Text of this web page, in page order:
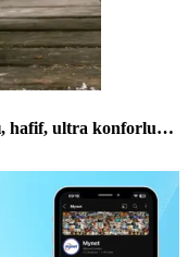
hafif, ultra konforlu…